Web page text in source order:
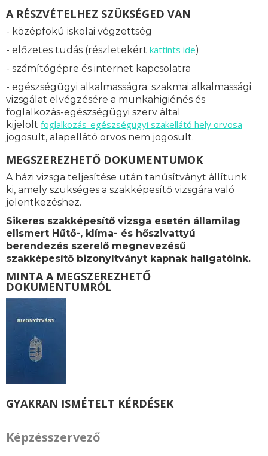
A RÉSZVÉTELHEZ SZÜKSÉGED VAN
- középfokú iskolai végzettség
- előzetes tudás (részletekért kattints ide)
- számítógépre és internet kapcsolatra
- egészségügyi alkalmasságra: szakmai alkalmassági
vizsgálat elvégzésére a munkahigiénés és
foglalkozás-egészségügyi szerv által
kijelölt foglalkozás-egészségügyi szakellátó hely orvosa
jogosult, alapellátó orvos nem jogosult.
MEGSZEREZHETŐ DOKUMENTUMOK
A házi vizsga teljesítése után tanúsítványt állítunk
ki, amely szükséges a szakképesítő vizsgára való
jelentkezéshez.
Sikeres szakképesítő vizsga esetén államilag
elismert Hűtő-, klíma- és hőszivattyú
berendezés szerelő megnevezésű
szakképesítő bizonyítványt kapnak hallgatóink.
MINTA A MEGSZEREZHETŐ
DOKUMENTUMRÓL
GYAKRAN ISMÉTELT KÉRDÉSEK
Képzésszervező